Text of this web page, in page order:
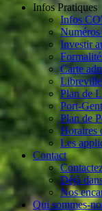
Infos Pratiques
Infos
Investir
Carte
Plan de
Port-
Plan de
Horaires
Les
Contact
Déjà
Nos
Qui sommes-